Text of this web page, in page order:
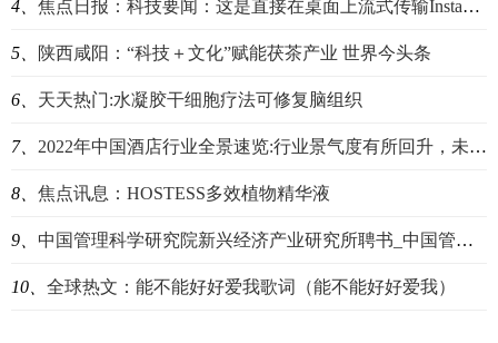
4、 焦点日报：科技要闻：这是直接在桌面上流式传输Instagram Live视频的方法
5、 陕西咸阳：“科技＋文化”赋能茯茶产业 世界今头条
6、 天天热门:水凝胶干细胞疗法可修复脑组织
7、 2022年中国酒店行业全景速览:行业景气度有所回升，未来需求规模将持续扩张[图] 天天即时
8、 焦点讯息：HOSTESS多效植物精华液
9、 中国管理科学研究院新兴经济产业研究所聘书_中国管理科学研究院新兴经济产业研究所
10、 全球热文：能不能好好爱我歌词（能不能好好爱我）